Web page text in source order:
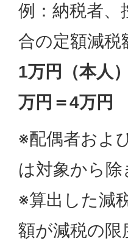
例：納税者、
合の定額減税
1万円（本人
万円＝4万円
※配偶者およ
は対象から除
※算出した減
額が減税の限